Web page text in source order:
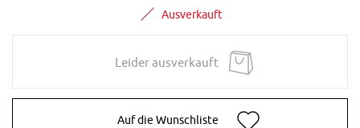
Ausverkauft
Leider ausverkauft
Auf die Wunschliste